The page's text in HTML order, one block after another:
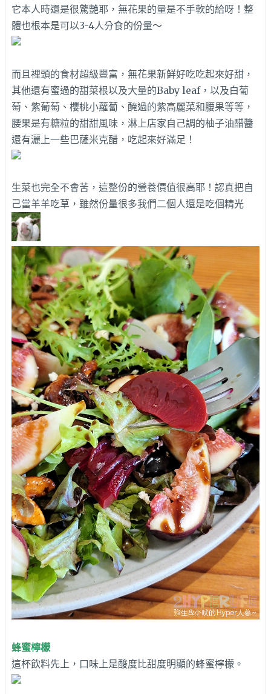
它本人時還是很驚艷耶，無花果的量是不手軟的給呀！整
體也根本是可以3-4人分食的份量～
而且裡頭的食材超級豐富，無花果新鮮好吃吃起來好甜，
其他還有蜜過的甜菜根以及大量的Baby leaf，以及白葡
萄、紫葡萄、櫻桃小蘿蔔、醃過的紫高麗菜和腰果等等，
腰果是有糖粒的甜甜風味，淋上店家自己調的柚子油醋醬
還有灑上一些巴薩米克醋，吃起來好滿足！
生菜也完全不會苦，這整份的營養價值很高耶！認真把自
己當羊羊吃草，雖然份量很多我們二個人還是吃個精光
蜂蜜檸檬
這杯飲料先上，口味上是酸度比甜度明顯的蜂蜜檸檬。